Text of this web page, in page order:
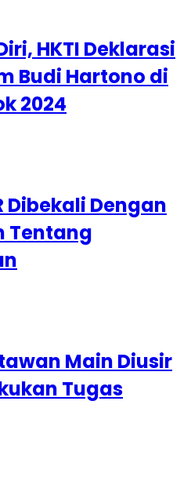
HKTI Deklarasi
Budi Hartono di
2024
Dibekali Dengan
Tentang
Main Diusir
Tugas